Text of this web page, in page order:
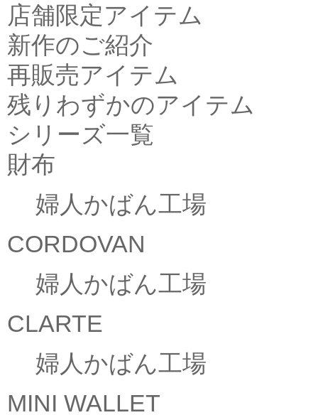
店舗限定アイテム
新作のご紹介
再販売アイテム
残りわずかのアイテム
シリーズ一覧
財布
婦人かばん工場
CORDOVAN
婦人かばん工場
CLARTE
婦人かばん工場
MINI WALLET